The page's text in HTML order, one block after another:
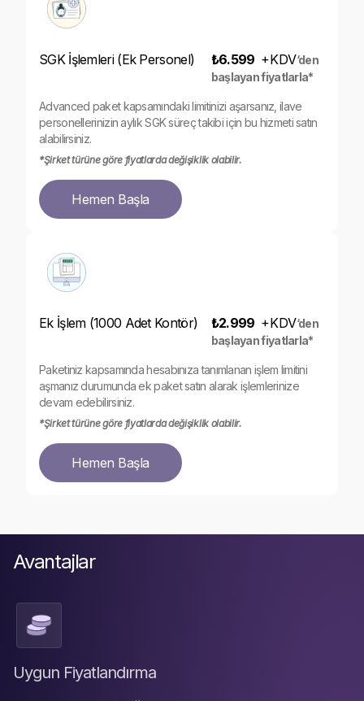
SGK İşlemleri (Ek Personel) ₺6.599 +KDV‘den
başlayan fiyatlarla*
Advanced paket kapsamındaki limitinizi aşarsanız, ilave
personellerinizin aylık SGK süreç takibi için bu hizmeti satın
alabilirsiniz.
*Şirket türüne göre fiyatlarda değişiklik olabilir.
Hemen Başla
Ek İşlem (1000 Adet Kontör) ₺2.999 +KDV‘den
başlayan fiyatlarla*
Paketiniz kapsamında hesabınıza tanımlanan işlem limitini
aşmanız durumunda ek paket satın alarak işlemlerinize
devam edebilirsiniz.
*Şirket türüne göre fiyatlarda değişiklik olabilir.
Hemen Başla
Avantajlar
Uygun Fiyatlandırma